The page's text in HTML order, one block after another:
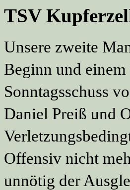
TSV
Unsere zweite
Beginn und
Sonntagsschuss
Daniel Preiß und
Offensiv nicht
unnötig der